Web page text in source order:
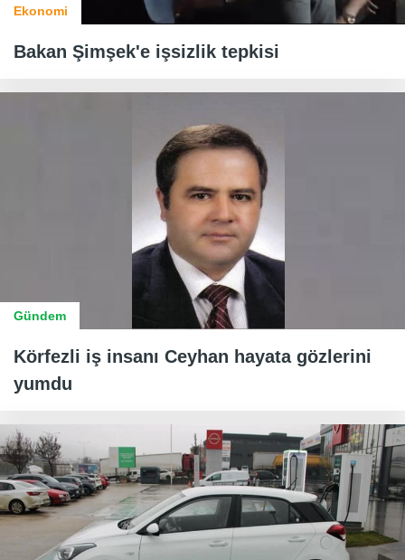
Ekonomi
Bakan Şimşek'e işsizlik tepkisi
Gündem
Körfezli iş insanı Ceyhan hayata gözlerini
yumdu